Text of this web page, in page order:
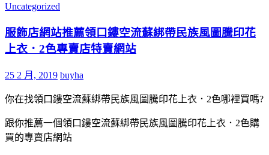
Uncategorized
服飾店網站推薦領口鏤空流蘇綁帶民族風圖騰印花
上衣．2色專賣店特賣網站
25 2 月, 2019 buyha
你在找領口鏤空流蘇綁帶民族風圖騰印花上衣．2色哪裡買嗎?
跟你推薦一個領口鏤空流蘇綁帶民族風圖騰印花上衣．2色購
買的專賣店網站